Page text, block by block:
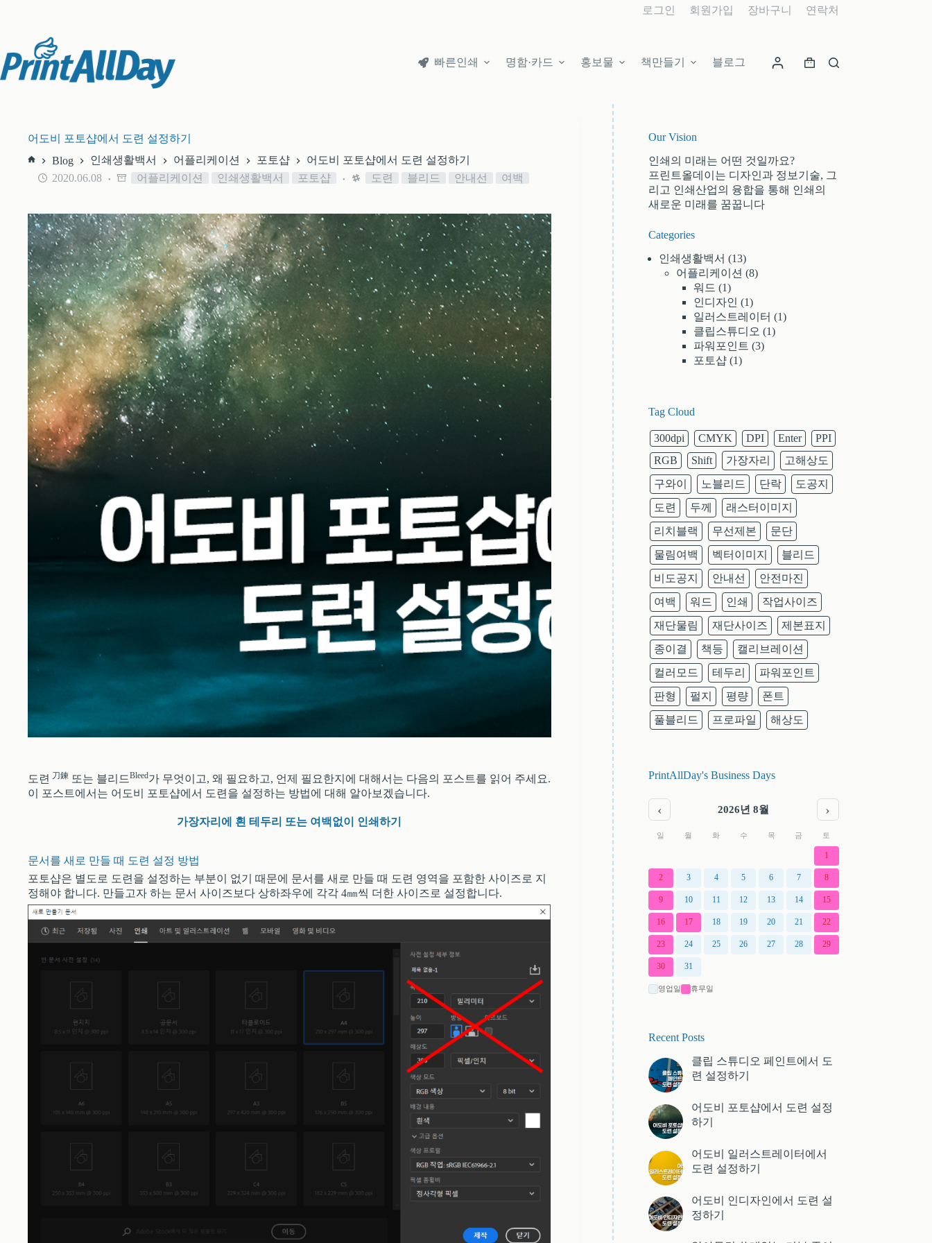
로
건
너
로그인 회원가입 장바구니 연락처
빠른인쇄 명함·카드 홍보물 책만들기 블로그
장
어도비 포토샵에서 도련 설정하기
Blog 인쇄생활백서 어플리케이션 포토샵
어도비 포토샵에서 도련 설정하기
2020.06.08
어플리케이션 인쇄생활백서 포토샵 도련 블리드 안내선 여백
도련 刀鍊 또는 블리드Bleed가 무엇이고, 왜 필요하고, 언제 필요한지에 대해서는 다음의 포스트를 읽어 주세요.
이 포스트에서는 어도비 포토샵에서 도련을 설정하는 방법에 대해 알아보겠습니다.
가장자리에 흰 테두리 또는 여백없이 인쇄하기
문서를 새로 만들 때 도련 설정 방법
포토샵은 별도로 도련을 설정하는 부분이 없기 때문에 문서를 새로 만들 때 도련 영역을 포함한 사이즈로 지
정해야 합니다. 만들고자 하는 문서 사이즈보다 상하좌우에 각각 4㎜씩 더한 사이즈로 설정합니다.
Our Vision
인쇄의 미래는 어떤 것일까요?
프린트올데이는 디자인과 정보기술, 그
리고 인쇄산업의 융합을 통해 인쇄의
새로운 미래를 꿈꿉니다
Categories
인쇄생활백서 (13)
어플리케이션 (8)
워드 (1)
인디자인 (1)
일러스트레이터 (1)
클립스튜디오 (1)
파워포인트 (3)
포토샵 (1)
Tag Cloud
300dpi CMYK DPI Enter
PPI
RGB
Shift 가장자리
고해상도
구와이
노블리드 단락
도공지
도련
두께
래스터이미지
리치블랙
무선제본
문단
물림여백
벡터이미지
블리드
비도공지
안내선
안전마진
여백
워드 인쇄
작업사이즈
재단물림
재단사이즈
제본표지
종이결
책등
캘리브레이션
컬러모드
테두리
파워포인트
판형
펄지 평량
폰트
풀블리드
프로파일 해상도
PrintAllDay's Business Days
‹ 2026년 8월 ›
일 월 화 수 목 금 토
1
2 3 4 5 6 7 8
9 10 11 12 13 14 15
16 17 18 19 20 21 22
23 24 25 26 27 28 29
30 31
영업일 휴무일
Recent Posts
클립 스튜디오 페인트에서 도
련 설정하기
어도비 포토샵에서 도련 설정
하기
어도비 일러스트레이터에서
도련 설정하기
어도비 인디자인에서 도련 설
정하기